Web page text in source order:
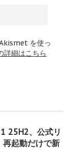
を使っ
詳細はこちら
25H2、公式リ
再起動だけで新